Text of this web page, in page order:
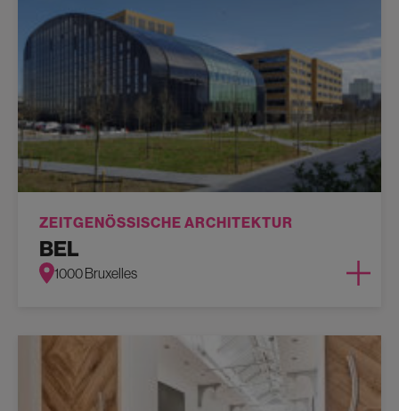
ZEITGENÖSSISCHE ARCHITEKTUR
BEL
1000 Bruxelles